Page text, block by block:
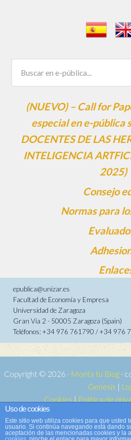
(NUEVO) – Call for
especial en e-pública
DOCENTES DE LAS
INTELIGENCIA
2025)
Consejo
Normas para
epublica@unizar.es
Facultad de Economía y Empresa
Universidad de Zaragoza
Gran Vía 2 - 50005 Zaragoza (Spain)
Teléfonos: +34 976 761790 / +34 976
Copyright © 2026 · Monta tu Blog·
Genesis |
Cookies | Política de
Copyright © 2026 ·
WordPress·
Uso de cookies
Este sitio web utiliza cookies para que usted
usuario. Si continúa navegando está dando
aceptación de las mencionadas cookies y la